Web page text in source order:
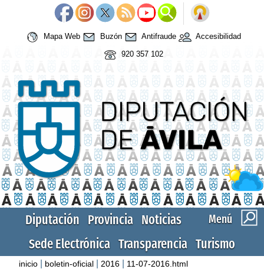
Mapa Web Buzón Antifraude
Accesibilidad
920 357 102
Menú
Diputación Provincia Noticias
Sede Electrónica Transparencia Turismo
inicio boletin-oficial 2016 11-07-2016.html